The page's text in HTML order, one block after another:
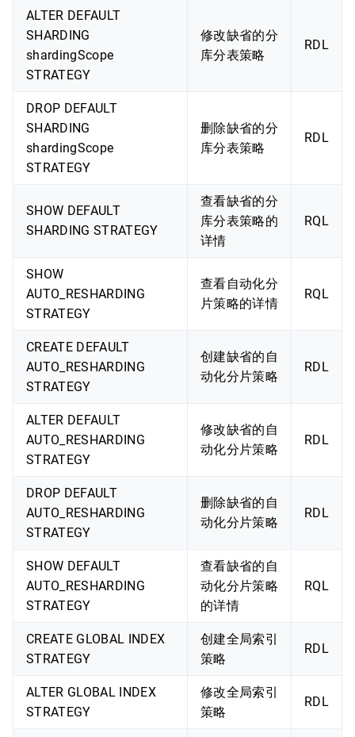
ALTER DEFAULT
SHARDING
shardingScope
STRATEGY
修改缺省的分
库分表策略
RDL
DROP DEFAULT
SHARDING
shardingScope
STRATEGY
删除缺省的分
库分表策略
RDL
SHOW DEFAULT
SHARDING STRATEGY
查看缺省的分
库分表策略的
详情
RQL
SHOW
AUTO_RESHARDING
STRATEGY
查看自动化分
片策略的详情
RQL
CREATE DEFAULT
AUTO_RESHARDING
STRATEGY
创建缺省的自
动化分片策略
RDL
ALTER DEFAULT
AUTO_RESHARDING
STRATEGY
修改缺省的自
动化分片策略
RDL
DROP DEFAULT
AUTO_RESHARDING
STRATEGY
删除缺省的自
动化分片策略
RDL
SHOW DEFAULT
AUTO_RESHARDING
STRATEGY
查看缺省的自
动化分片策略
的详情
RQL
CREATE GLOBAL INDEX
STRATEGY
创建全局索引
策略
RDL
ALTER GLOBAL INDEX
STRATEGY
修改全局索引
策略
RDL